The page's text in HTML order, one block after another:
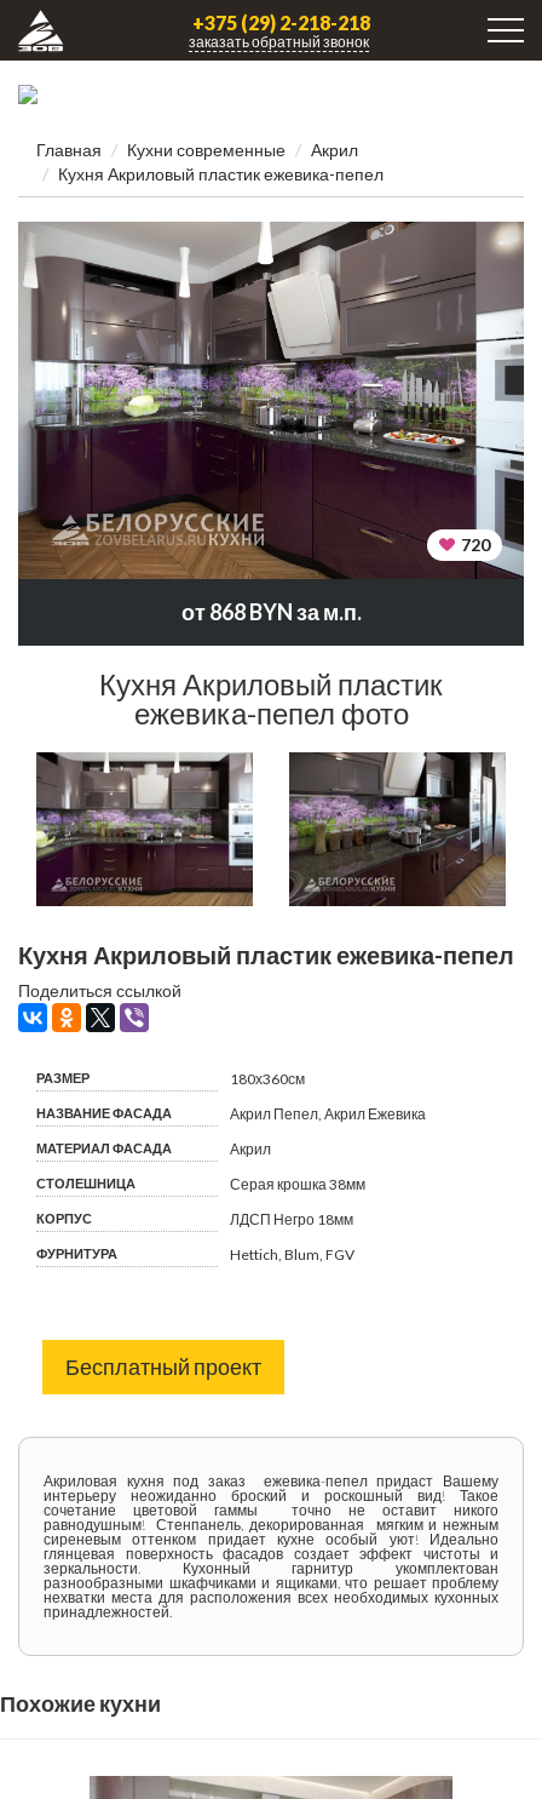
+375 (29) 2-218-218
заказать обратный звонок
Главная Кухни современные
Акрил
Кухня Акриловый пластик ежевика-пепел
720
от 868 BYN за м.п.
Кухня Акриловый пластик
ежевика-пепел фото
Кухня Акриловый пластик ежевика-пепел
Поделиться ссылкой
РАЗМЕР 180х360см
НАЗВАНИЕ ФАСАДА Акрил Пепел, Акрил Ежевика
МАТЕРИАЛ ФАСАДА Акрил
СТОЛЕШНИЦА Серая крошка 38мм
КОРПУС ЛДСП Негро 18мм
ФУРНИТУРА Hettich, Blum, FGV
Бесплатный проект
Акриловая кухня под заказ ежевика-пепел придаст Вашему
интерьеру неожиданно броский и роскошный вид! Такое
сочетание цветовой гаммы точно не оставит никого
равнодушным! Стенпанель, декорированная мягким и нежным
сиреневым оттенком придает кухне особый уют! Идеально
глянцевая поверхность фасадов создает эффект чистоты и
зеркальности. Кухонный гарнитур укомплектован
разнообразными шкафчиками и ящиками, что решает проблему
нехватки места для расположения всех необходимых кухонных
принадлежностей.
Похожие кухни